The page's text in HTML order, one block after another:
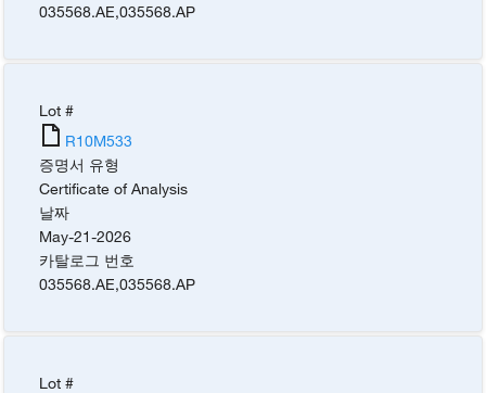
035568.AE,035568.AP
Lot #
R10M533
증명서 유형
Certificate of Analysis
날짜
May-21-2026
카탈로그 번호
035568.AE,035568.AP
Lot #